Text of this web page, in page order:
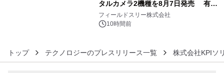
タルカメラ2機種を8月7日発売 有効
約1300万画素、用途別に選べるコンデ
ジ新登場
フィールドスリー株式会社
10時間前
トップ テクノロジーのプレスリリース一覧 株式会社KPIソ